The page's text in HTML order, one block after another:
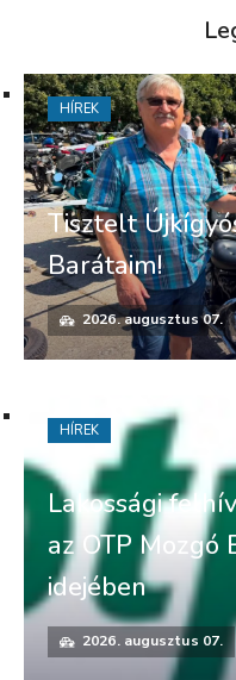
Tisztelt
Barátaim!
2026. augusztus 07.
HÍREK
Lakossági
az OTP
idejében
2026. augusztus 07.
HÍREK